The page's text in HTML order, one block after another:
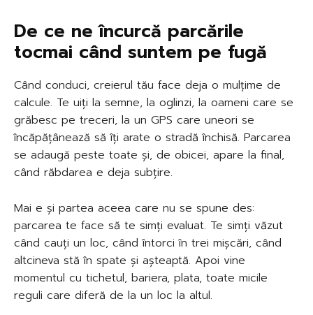
De ce ne încurcă parcările
tocmai când suntem pe fugă
Când conduci, creierul tău face deja o mulțime de
calcule. Te uiți la semne, la oglinzi, la oameni care se
grăbesc pe treceri, la un GPS care uneori se
încăpățânează să îți arate o stradă închisă. Parcarea
se adaugă peste toate și, de obicei, apare la final,
când răbdarea e deja subțire.
Mai e și partea aceea care nu se spune des:
parcarea te face să te simți evaluat. Te simți văzut
când cauți un loc, când întorci în trei mișcări, când
altcineva stă în spate și așteaptă. Apoi vine
momentul cu tichetul, bariera, plata, toate micile
reguli care diferă de la un loc la altul.